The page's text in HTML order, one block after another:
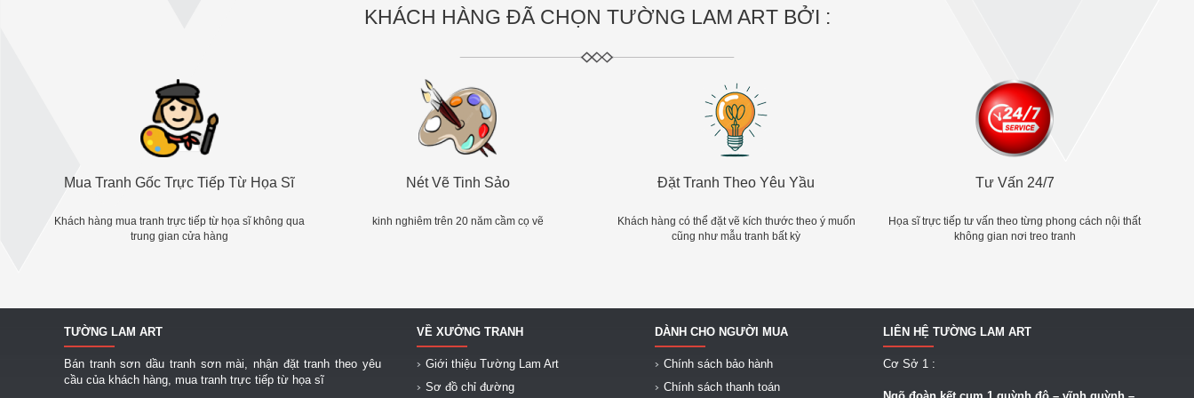
KHÁCH HÀNG ĐÃ CHỌN TƯỜNG LAM ART BỞI :
Mua Tranh Gốc Trực Tiếp Từ Họa Sĩ
Khách hàng mua tranh trực tiếp từ họa sĩ không qua
trung gian cửa hàng
Nét Vẽ Tinh Sảo
kinh nghiêm trên 20 năm cầm cọ vẽ
Đặt Tranh Theo Yêu Yầu
Khách hàng có thể đặt vẽ kích thước theo ý muốn
cũng như mẫu tranh bất kỳ
Tư Vấn 24/7
Họa sĩ trực tiếp tư vấn theo từng phong cách nội thất
không gian nơi treo tranh
TƯỜNG LAM ART
Bán tranh sơn dầu tranh sơn mài, nhận đặt tranh theo yêu
cầu của khách hàng, mua tranh trực tiếp từ họa sĩ
LIÊN HỆ TƯỜNG LAM ART
Cơ Sở 1 :
VỀ XƯỞNG TRANH
Giới thiệu Tường Lam Art
Sơ đồ chỉ đường
DÀNH CHO NGƯỜI MUA
Chính sách bảo hành
Chính sách thanh toán